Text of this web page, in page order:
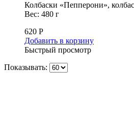
Колбаски «Пепперони»,
Вес: 480 г
620 Р
Добавить в корзину
Быстрый просмотр
Показывать: